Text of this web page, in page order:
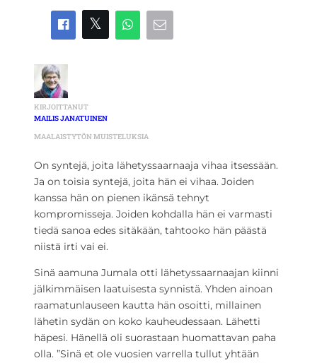
KIRJOITTANUT
MAILIS JANATUINEN
MAALAISTYTÖN MUISTELUKSIA
On syntejä, joita lähetyssaarnaaja vihaa itsessään.
Ja on toisia syntejä, joita hän ei vihaa. Joiden
kanssa hän on pienen ikänsä tehnyt
kompromisseja. Joiden kohdalla hän ei varmasti
tiedä sanoa edes sitäkään, tahtooko hän päästä
niistä irti vai ei.
Sinä aamuna Jumala otti lähetyssaarnaajan kiinni
jälkimmäisen laatuisesta synnistä. Yhden ainoan
raamatunlauseen kautta hän osoitti, millainen
lähetin sydän on koko kauheudessaan. Lähetti
häpesi. Hänellä oli suorastaan huomattavan paha
olla. ”Sinä et ole vuosien varrella tullut yhtään